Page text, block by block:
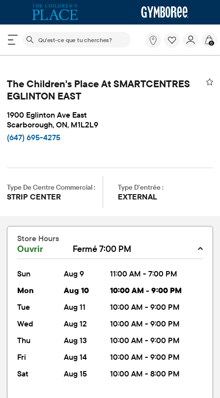
Le champ de recherche ci-dessous filtre les
Qu'est-
que
0
The Children's Place At SMARTCENTRES
EGLINTON EAST
1900 Eglinton Ave East
Scarborough, ON, M1L2L9
(647) 695-4275
Type De Centre Commercial :
STRIP CENTER
Type D'entrée :
EXTERNAL
Store Hours
Ouvrir Fermé 7:00 PM
sun Aug 9
11:00 AM - 7:00 PM
mon
Aug 10
10:00 AM - 9:00 PM
tue
Aug 11
10:00 AM - 9:00 PM
wed
Aug 12
10:00 AM - 9:00 PM
thu
Aug 13
10:00 AM - 9:00 PM
fri
Aug 14
10:00 AM - 9:00 PM
sat
Aug 15 10:00 AM - 8:00 PM